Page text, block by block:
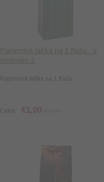
Papierová taška na 1 fľašu - s
motívom 2
Papierová taška na 1 fľašu
Cena: €1,00